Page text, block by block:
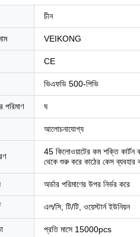
চীন
VEIKONG
CE
ভিএফডি 500-পিভি
পরিমাণ ঘ
আলোচনাযোগ্য
45 কিলোওয়াটের কম শক্তি কার্টন
থেকে শুরু করে কাঠের কেস ব্যবহার
অর্ডার পরিমাণের উপর নির্ভর করে
এল/সি, টি/টি, ওয়েস্টার্ন ইউনিয়ন
প্রতি মাসে 15000pcs